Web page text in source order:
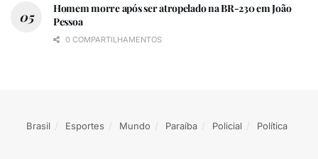
Homem morre após ser atropelado na BR-230 em João
Pessoa
0 COMPARTILHAMENTOS
Brasil Esportes Mundo Paraíba Policial Política